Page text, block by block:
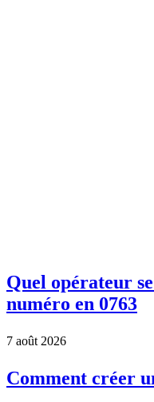
Quel opérateur
numéro en 0763
7 août 2026
Comment créer